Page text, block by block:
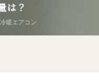
は？
暖エアコン